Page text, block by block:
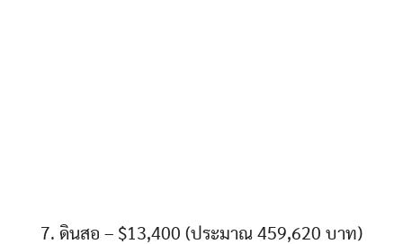
7. ดินสอ – $13,400 (ประมาณ 459,620 บาท)